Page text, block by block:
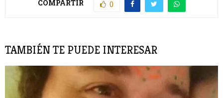
COMPARTIR 0
TAMBIÉN TE PUEDE INTERESAR